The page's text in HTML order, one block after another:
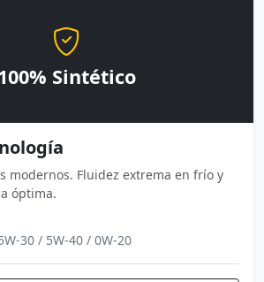
Sintético
modernos. Fluidez extrema en frío y
óptima.
30 / 5W-40 / 0W-20